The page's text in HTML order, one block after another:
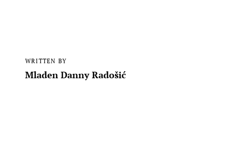
WRITTEN BY
Mladen Danny Radošić